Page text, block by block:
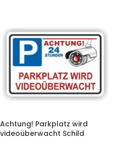
Achtung! Parkplatz wird
videoüberwacht Schild